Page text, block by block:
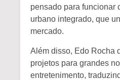
pensado para funcionar
urbano integrado, que
mercado.
Além disso, Edo Rocha
projetos para grandes
entretenimento,